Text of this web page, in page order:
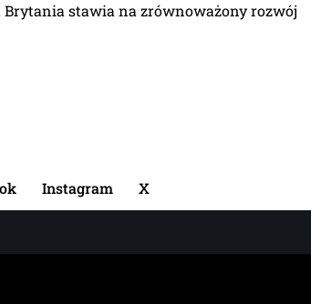
Brytania stawia na zrównoważony rozwój
Instagram X